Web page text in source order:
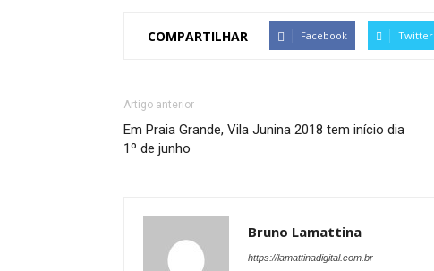
COMPARTILHAR Facebook Twitter
Artigo anterior
Em Praia Grande, Vila Junina 2018 tem início dia
1º de junho
Bruno Lamattina
https://lamattinadigital.com.br